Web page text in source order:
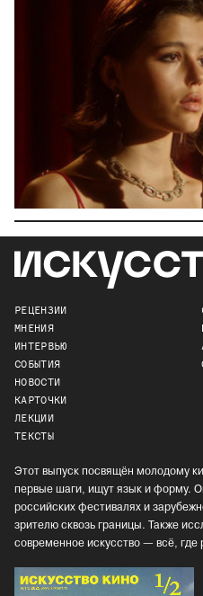
РЕЦЕНЗИИ
МНЕНИЯ
ИНТЕРВЬЮ
СОБЫТИЯ
НОВОСТИ
КАРТОЧКИ
ЛЕКЦИИ
ТЕКСТЫ
Этот выпуск посвящён молодому
первые шаги, ищут язык и форму.
российских фестивалях и
зрителю сквозь границы. Также
современное искусство — всё,